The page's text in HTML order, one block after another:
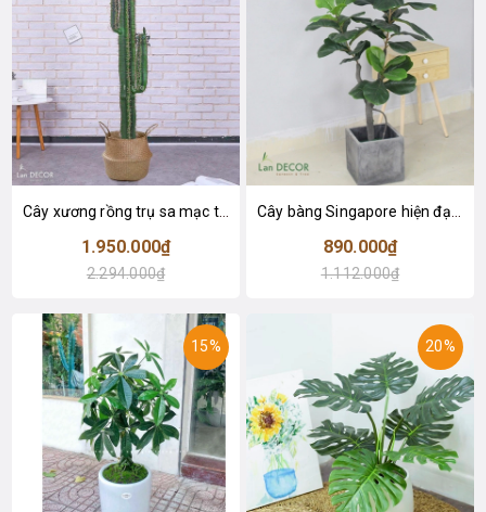
Cây xương rồng trụ sa mạc trang trí loại 2 tay (155cm) - LC2912
1.950.000₫
2.294.000₫
890.000₫
1.112.000₫
15% 20%